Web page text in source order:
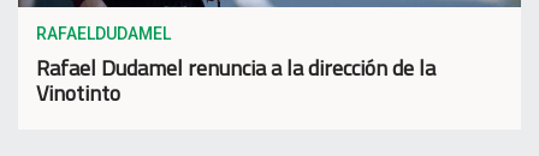
RAFAELDUDAMEL
Rafael Dudamel renuncia a la dirección de la
Vinotinto